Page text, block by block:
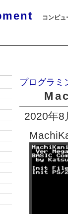
コンピュ
プログラミ
2020年8